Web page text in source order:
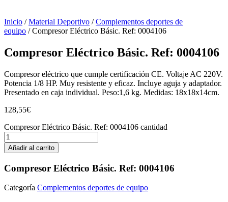
Inicio /Material Deportivo /Complementos deportes de
equipo / Compresor Eléctrico Básic. Ref: 0004106
Compresor Eléctrico Básic. Ref: 0004106
Compresor eléctrico que cumple certificación CE. Voltaje AC 220V.
Potencia 1/8 HP. Muy resistente y eficaz. Incluye aguja y adaptador.
Presentado en caja individual. Peso:1,6 kg. Medidas: 18x18x14cm.
128,55€
Compresor Eléctrico Básic. Ref: 0004106 cantidad
Añadir al carrito
Compresor Eléctrico Básic. Ref: 0004106
Categoría Complementos deportes de equipo